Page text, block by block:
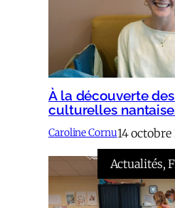
À la découverte
culturelles
Caroline Cornu14 octobre
Actualités,